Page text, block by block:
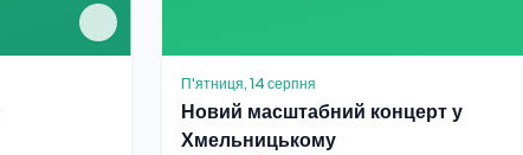
П'ятниця, 14 серпня
Новий масштабний концерт у
Хмельницькому